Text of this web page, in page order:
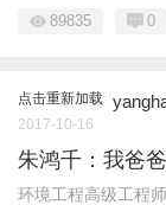
89835 0
点击重新加载
2017-10-16
朱鸿千：我爸
环境工程高级工程